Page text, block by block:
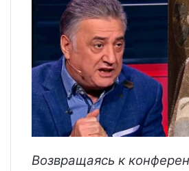
Возвращаясь к